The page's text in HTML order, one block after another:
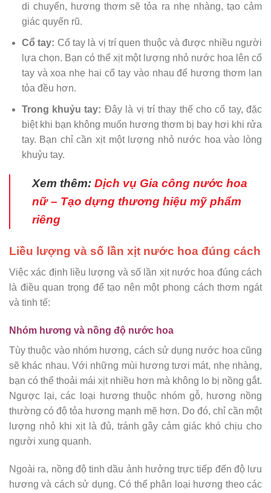
di chuyển, hương thơm sẽ tỏa ra nhẹ nhàng, tạo cảm
giác quyến rũ.
Cổ tay: Cổ tay là vị trí quen thuộc và được nhiều người
lựa chọn. Bạn có thể xịt một lượng nhỏ nước hoa lên cổ
tay và xoa nhẹ hai cổ tay vào nhau để hương thơm lan
tỏa đều hơn.
Trong khuỷu tay: Đây là vị trí thay thế cho cổ tay, đặc
biệt khi bạn không muốn hương thơm bị bay hơi khi rửa
tay. Bạn chỉ cần xịt một lượng nhỏ nước hoa vào lòng
khuỷu tay.
Xem thêm: Dịch vụ Gia công nước hoa
nữ – Tạo dựng thương hiệu mỹ phẩm
riêng
Liều lượng và số lần xịt nước hoa đúng cách
Việc xác định liều lượng và số lần xịt nước hoa đúng cách
là điều quan trọng để tạo nên một phong cách thơm ngát
và tinh tế:
Nhóm hương và nồng độ nước hoa
Tùy thuộc vào nhóm hương, cách sử dụng nước hoa cũng
sẽ khác nhau. Với những mùi hương tươi mát, nhẹ nhàng,
bạn có thể thoải mái xịt nhiều hơn mà không lo bị nồng gắt.
Ngược lại, các loại hương thuộc nhóm gỗ, hương nồng
thường có độ tỏa hương mạnh mẽ hơn. Do đó, chỉ cần một
lượng nhỏ khi xịt là đủ, tránh gây cảm giác khó chịu cho
người xung quanh.
Ngoài ra, nồng độ tinh dầu ảnh hưởng trực tiếp đến độ lưu
hương và cách sử dụng. Có thể phân loại hương theo các